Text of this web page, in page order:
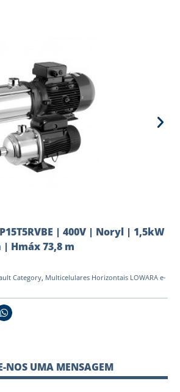
| 400V | Noryl | 1,5kW
Hmáx 73,8 m
Category, Multicelulares Horizontais LOWARA e-
NOS UMA MENSAGEM